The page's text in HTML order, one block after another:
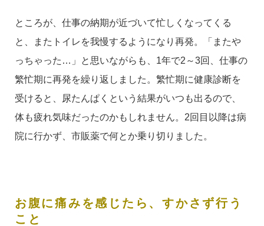
ところが、仕事の納期が近づいて忙しくなってくる
と、またトイレを我慢するようになり再発。「またや
っちゃった…」と思いながらも、1年で2～3回、仕事の
繁忙期に再発を繰り返しました。繁忙期に健康診断を
受けると、尿たんぱくという結果がいつも出るので、
体も疲れ気味だったのかもしれません。2回目以降は病
院に行かず、市販薬で何とか乗り切りました。
お腹に痛みを感じたら、すかさず行う
こと